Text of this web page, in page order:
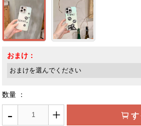
おまけ：
数量 ：
- + す